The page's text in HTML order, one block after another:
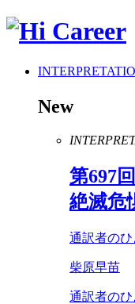
New
第697
絶滅危
通訳者の
柴原早苗
通訳者の